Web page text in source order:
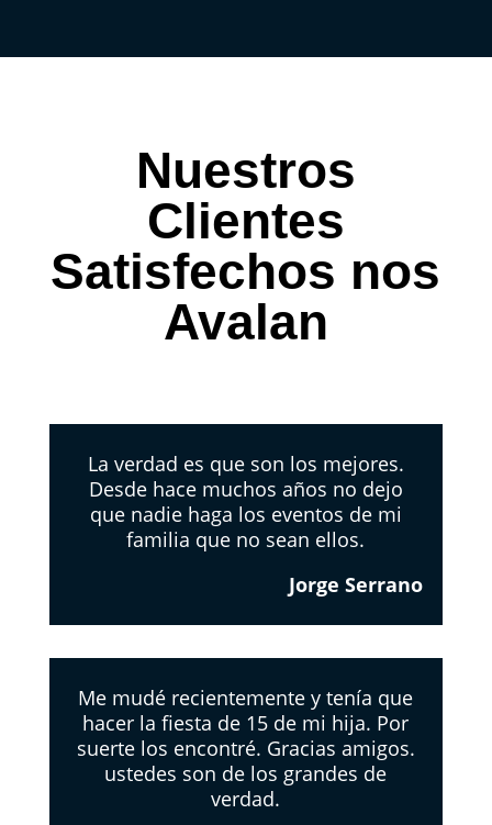
Nuestros
Clientes
Satisfechos nos
Avalan
La verdad es que son los mejores.
Desde hace muchos años no dejo
que nadie haga los eventos de mi
familia que no sean ellos.
Jorge Serrano
Me mudé recientemente y tenía que
hacer la fiesta de 15 de mi hija. Por
suerte los encontré. Gracias amigos.
ustedes son de los grandes de
verdad.